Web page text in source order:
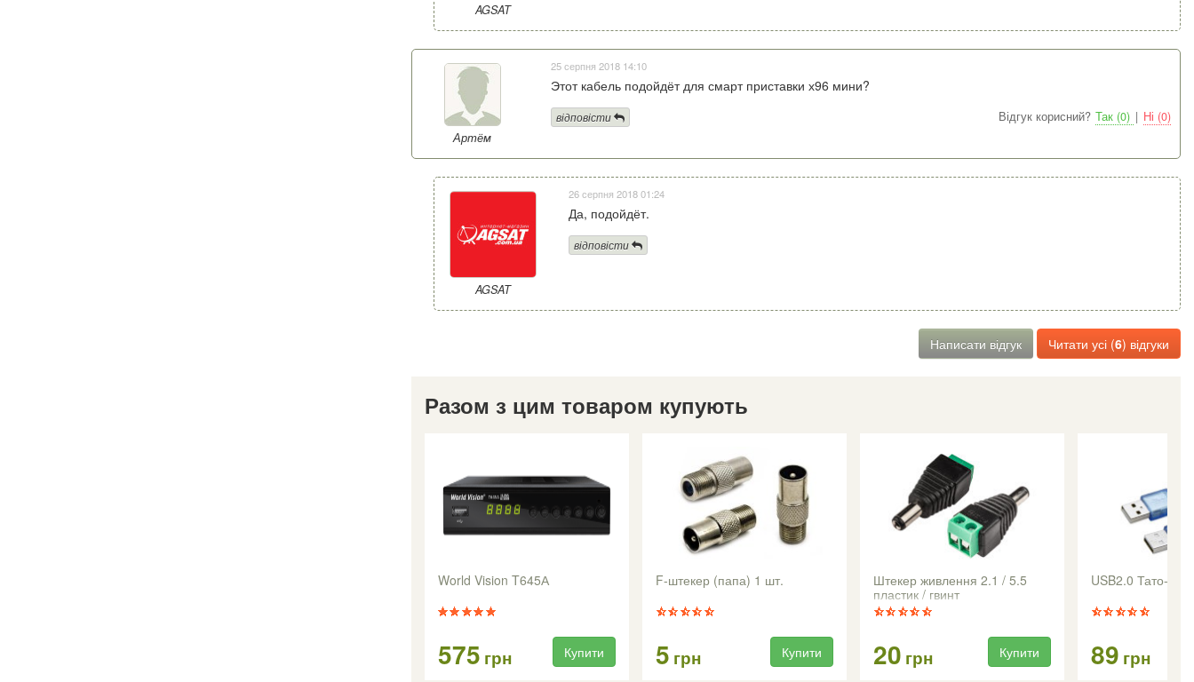
AGSAT
Артём
25 серпня 2018 14:10
Этот кабель подойдёт для смарт приставки х96 мини?
Відгук корисний? Так (0) | Ні (0)
відповісти
AGSAT
26 серпня 2018 01:24
Да, подойдёт.
відповісти
Написати відгук Читати усі (6) відгуки
Разом з цим товаром купують
World Vision T645А
575 грн Купити
F-штекер (папа) 1 шт.
5 грн Купити
Штекер живлення 2.1 / 5.5
пластик / гвинт
20 грн Купити
USB2.0 Тато-
89 грн